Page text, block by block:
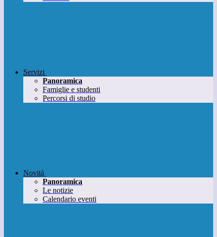
Servizi
Panoramica
Famiglie e studenti
Percorsi di studio
Novità
Panoramica
Le notizie
Calendario eventi